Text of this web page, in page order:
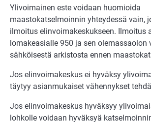
Ylivoimainen este voidaan huomioida
maastokatselmoinnin yhteydessä vain,
ilmoitus elinvoimakeskukseen. Ilmoitus
lomakeasialle 950 ja sen olemassaolon
sähköisestä arkistosta ennen
Jos elinvoimakeskus ei hyväksy
täytyy asianmukaiset vähennykset
Jos elinvoimakeskus hyväksyy
lohkolle voidaan hyväksyä